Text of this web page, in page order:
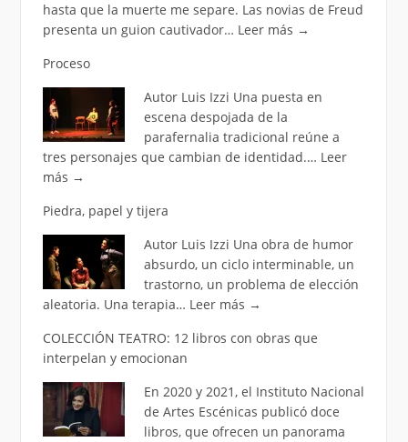
hasta que la muerte me separe. Las novias de Freud
presenta un guion cautivador… Leer más →
Proceso
Autor Luis Izzi Una puesta en
escena despojada de la
parafernalia tradicional reúne a
tres personajes que cambian de identidad.… Leer
más →
Piedra, papel y tijera
Autor Luis Izzi Una obra de humor
absurdo, un ciclo interminable, un
trastorno, un problema de elección
aleatoria. Una terapia… Leer más →
COLECCIÓN TEATRO: 12 libros con obras que
interpelan y emocionan
En 2020 y 2021, el Instituto Nacional
de Artes Escénicas publicó doce
libros, que ofrecen un panorama